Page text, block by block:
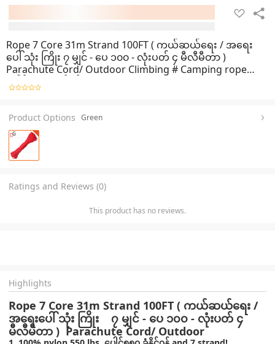
Rope 7 Core 31m Strand 100FT ( ကယ်ဆယ်ရေး / အရေး
ပေါ် သုံး ကြိုး ၇ မျှင် - ပေ ၁၀၀ - လုံးပတ် ၄ မီလီမီတာ )
Parachute Cord/ Outdoor Climbing # Camping rope
ပေါင်၅၅၀ ခံနိုင်၀န်
Product Options Green
Ratings and Reviews (0)
This product has no reviews.
Highlights
Rope 7 Core 31m Strand 100FT ( ကယ်ဆယ်ရေး /
အရေးပေါ် သုံး ကြိုး ၇ မျှင် - ပေ ၁၀၀ - လုံးပတ် ၄
မီလီမီတာ ) Parachute Cord/ Outdoor